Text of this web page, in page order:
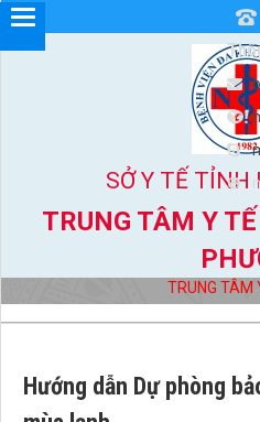
SỞ Y TẾ TỈNH
TRUNG TÂM Y
TRUNG TÂM Y
Hướng dẫn Dự phòng